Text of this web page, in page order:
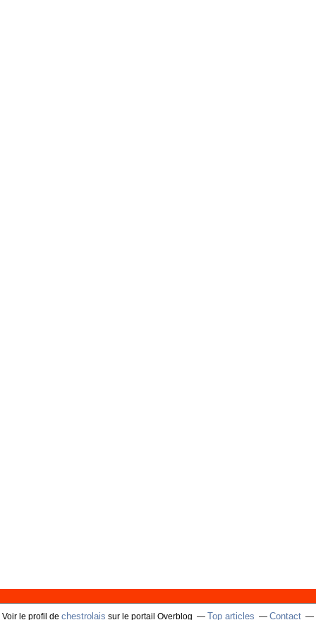
Voir le profil de chestrolais sur le portail Overblog Top articles Contact